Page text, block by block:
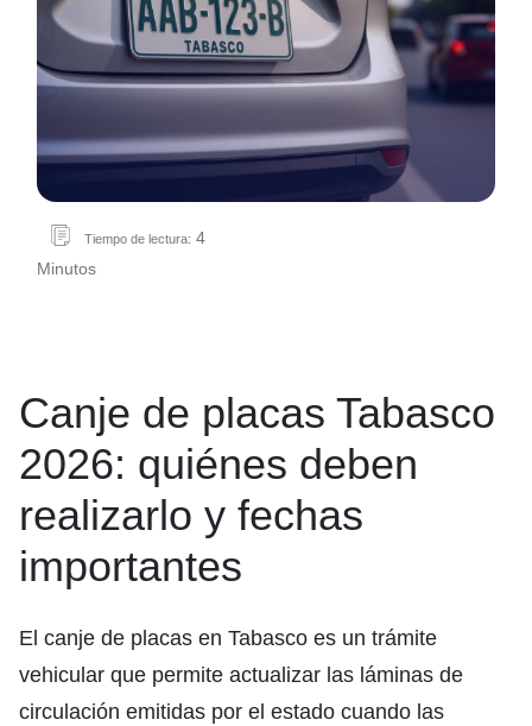
Tiempo de lectura: 4
Minutos
Canje de placas Tabasco
2026: quiénes deben
realizarlo y fechas
importantes
El canje de placas en Tabasco es un trámite
vehicular que permite actualizar las láminas de
circulación emitidas por el estado cuando las